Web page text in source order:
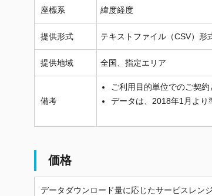
座標系 緯度経度
提供形式 テキストファイル（CSV）形
提供地域 全国、指定エリア
備考
ご利用目的単位でのご契
データは、2018年1月より
価格
データダウンロード量に応じたサービスレン